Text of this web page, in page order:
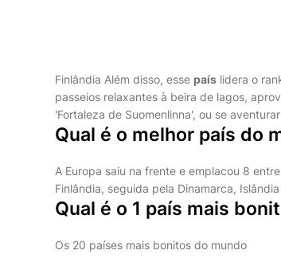
Finlândia Além disso, esse país lidera o
passeios relaxantes à beira de lagos,
'Fortaleza de Suomenlinna', ou se
Qual é o melhor país do
A Europa saiu na frente e emplacou 8
Finlândia, seguida pela Dinamarca,
Qual é o 1 país mais
Os 20 países mais bonitos do mundo